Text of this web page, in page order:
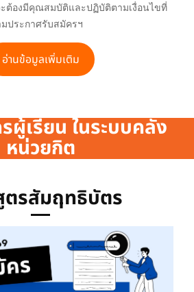
ต้องมีคุณสมบัติและปฏิบัติตามเงื่อนไขที่
ประกาศรับสมัครฯ
อ่านข้อมูลเพิ่มเติม
ผู้เรียน ในระบบคลัง
หน่วยกิต
ตรสัมฤทธิบัตร